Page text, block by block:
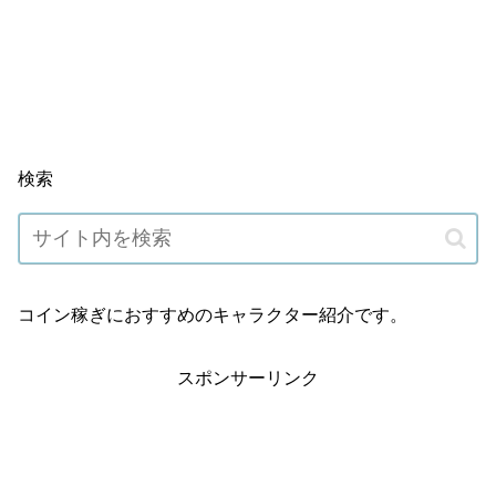
検索
コイン稼ぎにおすすめのキャラクター紹介です。
スポンサーリンク